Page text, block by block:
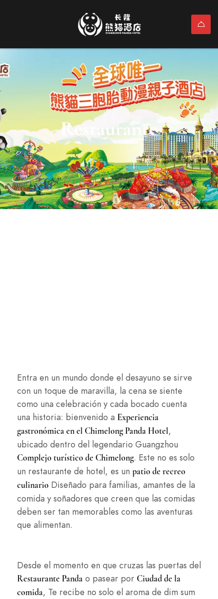
Restaurante
Entra en un mundo donde el desayuno se sirve
con un toque de maravilla, la cena se siente
como una celebración y cada bocado cuenta
una historia: bienvenido a Experiencia
gastronómica en el Chimelong Panda Hotel,
ubicado dentro del legendario Guangzhou
Complejo turístico de Chimelong. Este no es solo
un restaurante de hotel, es un patio de recreo
culinario Diseñado para familias, amantes de la
comida y soñadores que creen que las comidas
deben ser tan memorables como las aventuras
que alimentan.
Desde el momento en que cruzas las puertas del
Restaurante Panda o pasear por Ciudad de la
comida, Te recibe no solo el aroma de dim sum